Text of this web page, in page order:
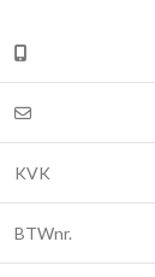
KVK
BTWnr.